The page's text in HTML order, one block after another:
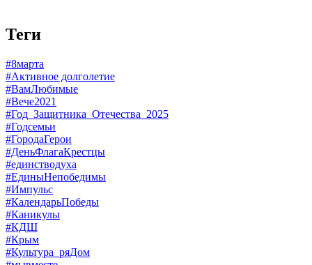
Теги
#8марта
#Активное долголетие
#ВамЛюбимые
#Вече2021
#Год_Защитника_Отечества_2025
#Годсемьи
#ГородаГерои
#ДеньФлагаКрестцы
#единстводуха
#ЕдиныНепобедимы
#Импульс
#КалендарьПобеды
#Каникулы
#КДШ
#Крым
#Культура_ряДом